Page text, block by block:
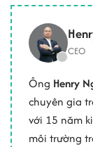
CEO
Ông Henry
chuyên gia
với 15 năm
môi trường